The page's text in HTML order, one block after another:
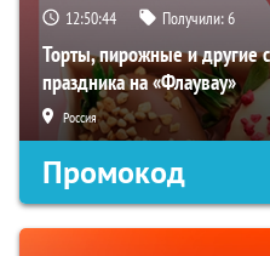
12:50:42 Получили:6
Торты, пирожные и другие
праздника на «Флаувау»
Россия
Промокод